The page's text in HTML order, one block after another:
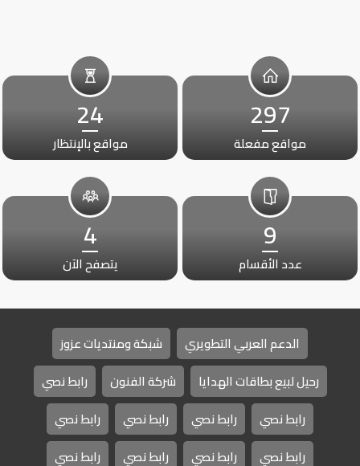
297
مواقع مفعلة
24
مواقع بالإنتظار
9
عدد الأقسام
4
يتصفح الآن
الدعم العربي التطويري
شبكة ومنتديات عزوز
رحيل لبيع بطاقات الهدايا
شركة الفنون
رابط نصي
رابط نصي
رابط نصي رابط نصي
رابط نصي
رابط نصي
رابط نصي رابط نصي رابط نصي